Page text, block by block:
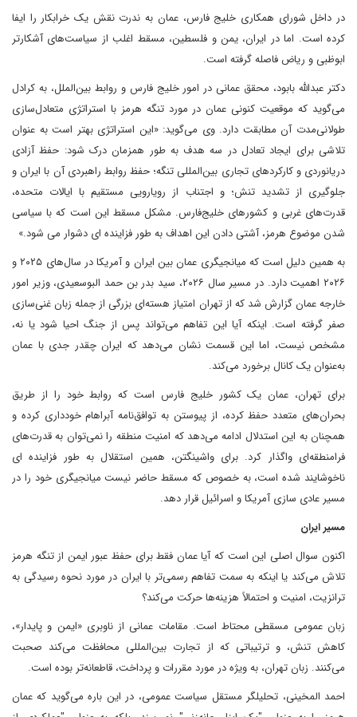
در داخل شورای همکاری خلیج فارس، عمان به ندرت نقش یک خرابکار را ایفا
کرده است. اما در ایران، یمن و فلسطین، مسقط اغلب از سیاست‌های آشکارتر
ابوظبی و ریاض فاصله گرفته است.
دکتر عبدالله بابود، محقق عمانی در امور خلیج فارس و روابط بین‌الملل، به کرادل
می‌گوید که موقعیت کنونی عمان در مورد تنگه هرمز با استراتژی متعادل‌سازی
طولانی‌مدت آن مطابقت دارد. وی می‌گوید: «این استراتژی بهتر است به عنوان
تلاشی برای ایجاد تعادل در سه هدف به طور همزمان درک شود: حفظ آزادی
دریانوردی و کارکردهای تجاری بین‌المللی تنگه؛ حفظ روابط راهبردی آن با ایران و
جلوگیری از تشدید تنش؛ و اجتناب از رویارویی مستقیم با ایالات متحده،
قدرت‌های غربی و کشورهای خلیج‌فارس. مشکل مسقط این است که با سیاسی
شدن موضوع هرمز، آشتی دادن این اهداف به طور فزاینده ای دشوار می شود.»
به همین دلیل است که میانجیگری عمان بین ایران و آمریکا در سال‌های ۲۰۲۵ و
۲۰۲۶ اهمیت دارد. در مسیر سال ۲۰۲۶، سید بدر بن حمد البوسعیدی، وزیر امور
خارجه عمان گزارش شد که از تهران امتیاز هسته‌ای بزرگی از جمله زبان غنی‌سازی
صفر گرفته است. اینکه آیا این تفاهم می‌تواند پس از جنگ احیا شود یا نه،
مشخص نیست، اما این قسمت نشان می‌دهد که ایران چقدر جدی با عمان
به‌عنوان یک کانال برخورد می‌کند.
برای تهران، عمان یک کشور خلیج فارس است که روابط خود را از طریق
بحران‌های متعدد حفظ کرده، از پیوستن به توافق‌نامه آبراهام خودداری کرده و
همچنان به این استدلال ادامه می‌دهد که امنیت منطقه را نمی‌توان به قدرت‌های
فرامنطقه‌ای واگذار کرد. برای واشینگتن، همین استقلال به طور فزاینده ای
ناخوشایند شده است، به خصوص که مسقط حاضر نیست میانجیگری خود را در
مسیر عادی سازی آمریکا و اسرائیل قرار دهد.
مسیر ایران
اکنون سوال اصلی این است که آیا عمان فقط برای حفظ عبور ایمن از تنگه هرمز
تلاش می‌کند یا اینکه به سمت تفاهم رسمی‌تر با ایران در مورد نحوه رسیدگی به
ترانزیت، امنیت و احتمالاً هزینه‌ها حرکت می‌کند؟
زبان عمومی مسقطی محتاط است. مقامات عمانی از ناوبری «ایمن و پایدار»،
کاهش تنش، و ترتیباتی که از تجارت بین‌المللی محافظت می‌کند صحبت
می‌کنند. زبان تهران، به ویژه در مورد مقررات و پرداخت، قاطعانه‌تر بوده است.
احمد المخینی، تحلیلگر مستقل سیاست عمومی، در این باره می‌گوید که عمان